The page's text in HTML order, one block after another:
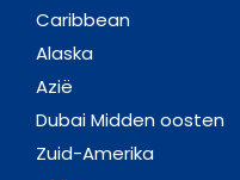
Caribbean
Alaska
Azië
Dubai Midden oosten
Zuid-Amerika